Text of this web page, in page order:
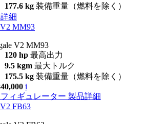
177.6 kg 装備重量（燃料を除く）
細
V2 MM93
V2 MM93
120 hp 最高出力
9.5 kgm 最大トルク
175.5 kg 装備重量（燃料を除く）
i
ィギュレーター 製品詳細
V2 FB63